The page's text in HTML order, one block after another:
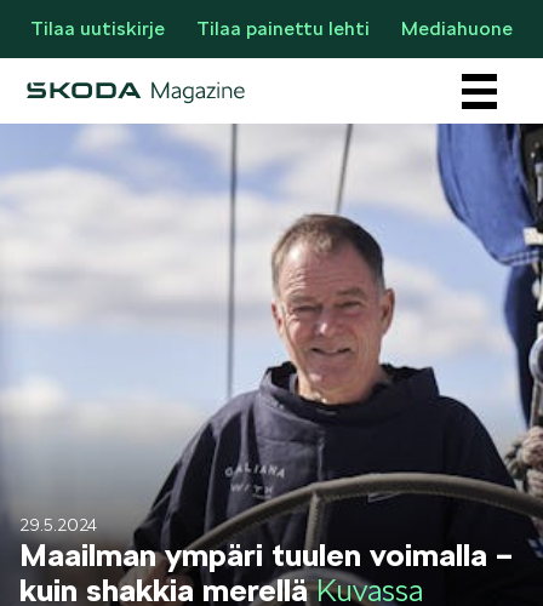
Tilaa uutiskirje Tilaa painettu lehti Mediahuone
Osastot
AJANKOHTAISTA & UUTTA
LIFESTYLE
29.5.2024
Maailman ympäri tuulen voimalla –
kuin shakkia merelläKuvassa